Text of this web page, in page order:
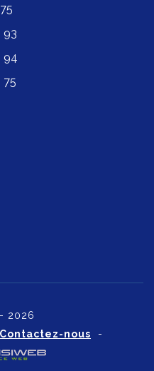
93
94
75
2026
Contactez-nous -